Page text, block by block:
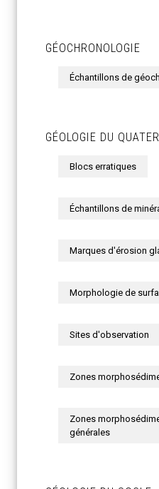
GÉOCHRONOLOGIE
Échantillons de
GÉOLOGIE DU
Blocs erratiques
Échantillons de
Marques d'érosion
Morphologie de
Sites d'observation
Zones
Zones
générales